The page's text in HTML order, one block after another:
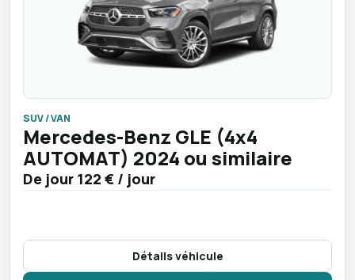
SUV / VAN
Mercedes-Benz GLE (4x4
AUTOMAT) 2024 ou similaire
De jour 122 € / jour
Détails véhicule